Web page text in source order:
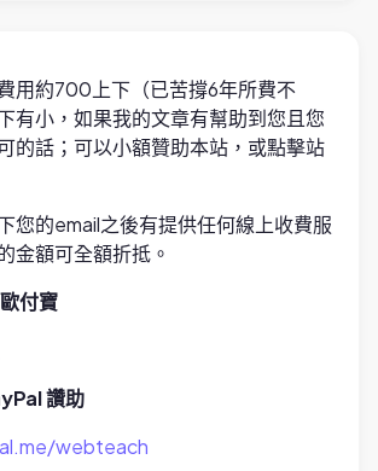
用約700上下（已苦撐6年所費不
有小，如果我的文章有幫助到您且您
的話；可以小額贊助本站，或點擊站
您的email之後有提供任何線上收費服
金額可全額折抵。
付寶
讚助
webteach